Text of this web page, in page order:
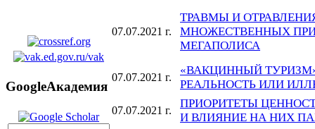
GoogleАкадемия
07.07.2021 г.
ТРАВМЫ И
МНОЖЕСТВЕННЫХ
МЕГАПОЛИСА
07.07.2021 г.
«ВАКЦИННЫЙ
РЕАЛЬНОСТЬ ИЛИ
07.07.2021 г.
ПРИОРИТЕТЫ
И ВЛИЯНИЕ НА НИХ